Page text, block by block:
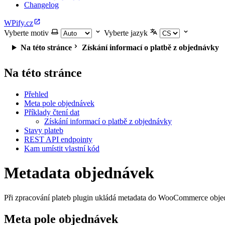
Changelog
WPify.cz
Vyberte motiv
Vyberte jazyk
Na této stránce
Získání informací o platbě z objednávky
Na této stránce
Přehled
Meta pole objednávek
Příklady čtení dat
Získání informací o platbě z objednávky
Stavy plateb
REST API endpointy
Kam umístit vlastní kód
Metadata objednávek
Při zpracování plateb plugin ukládá metadata do WooCommerce
Meta pole objednávek